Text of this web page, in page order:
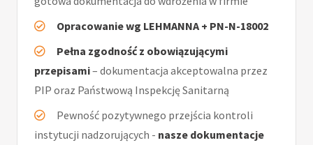
Opracowanie wg LEHMANNA + PN-N-18002
Pełna zgodność z obowiązującymi
przepisami– dokumentacja akceptowalna przez
PIP oraz Państwową Inspekcję Sanitarną
Pewność pozytywnego przejścia kontroli
instytucji nadzorujących - nasze dokumentacje